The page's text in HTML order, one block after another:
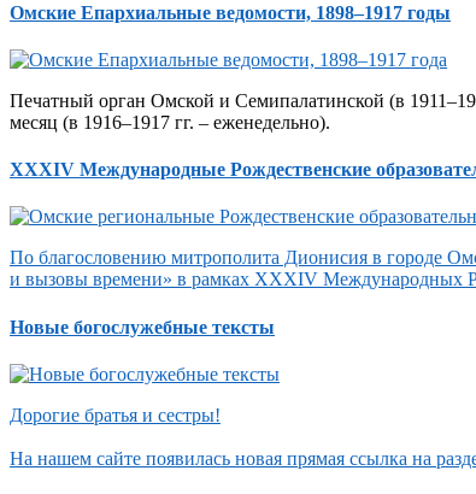
Омские Епархиальные ведомости, 1898–1917 годы
Печатный орган Омской и Семипалатинской (в
месяц (в 1916–1917 гг. – еженедельно).
XXXIV Международные Рождественские
По благословению митрополита Дионисия в городе
и вызовы времени» в рамках XXXIV Международных
Новые богослужебные тексты
Дорогие братья и сестры!
На нашем сайте появилась новая прямая ссылка на